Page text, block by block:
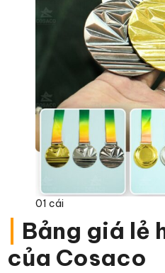
01 cái
Bảng giá lẻ
của Cosaco